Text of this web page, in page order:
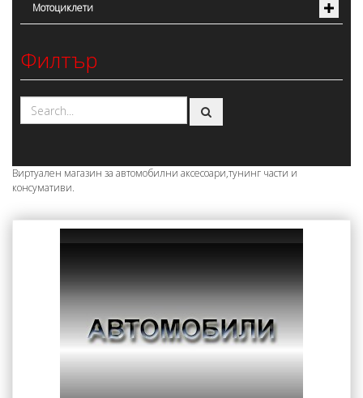
Мотоциклети
Филтър
Виртуален магазин за автомобилни аксесоари,тунинг части и
консумативи.